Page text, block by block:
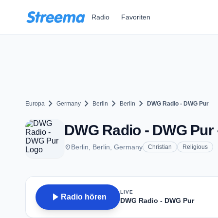
Radio Favoriten
Europa chevron_right Germany chevron_right Berlin chevron_right Berlin chevron_right DWG Radio - DWG Pur
DWG Radio - DWG
placeBerlin, Berlin, Germany Christian Religious
play_arrow Radio hören
LIVE
DWG Radio - DWG Pur